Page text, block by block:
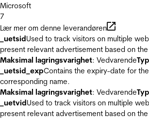
Microsoft
7
Lær mer om denne leverandøren
_uetsidUsed to track visitors on multiple
present relevant advertisement based on
Maksimal lagringsvarighet: Vedvarende
_uetsid_expContains the expiry-date for
corresponding name.
Maksimal lagringsvarighet: Vedvarende
_uetvidUsed to track visitors on multiple
present relevant advertisement based on